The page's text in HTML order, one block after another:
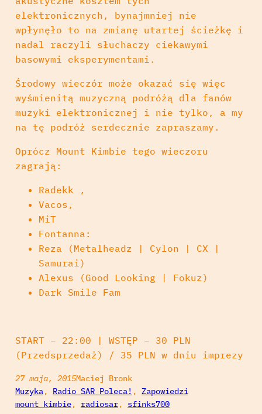
elektronicznych, bynajmniej nie
wpłynęło to na zmianę utartej ścieżkę i
nadal raczyli słuchaczy ciekawymi
basowymi eksperymentami.
Środowy wieczór może okazać się więc
wyśmienitą muzyczną podróżą dla fanów
muzyki elektronicznej i nie tylko, a my
na tę podróż serdecznie zapraszamy.
Oprócz Mount Kimbie tego wieczoru
zagrają:
Radekk ,
Vacos,
MiT
Fontanna:
Reza (Metalheadz | Cylon | CX |
Samurai)
Alexus (Good Looking | Fokuz)
Dark Smile Fam
START – 22:00 | WSTĘP – 30 PLN
(Przedsprzedaż) / 35 PLN w dniu imprezy
27 maja, 2015Maciej Bronk
Muzyka, Radio SAR Poleca! , Zapowiedzi
mount kimbie, radiosar, sfinks700